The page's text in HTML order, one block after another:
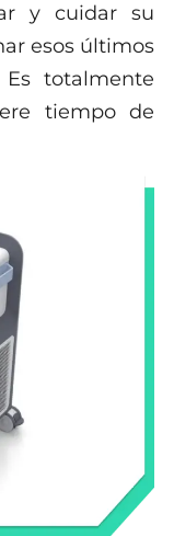
y cuidar su
esos últimos
totalmente
tiempo de